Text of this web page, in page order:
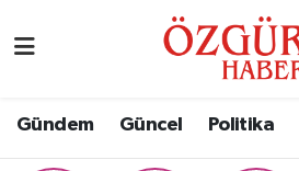
Gündem Güncel Politika
Nöbetçi Eczaneler